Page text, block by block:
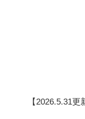
【2026.5.31更